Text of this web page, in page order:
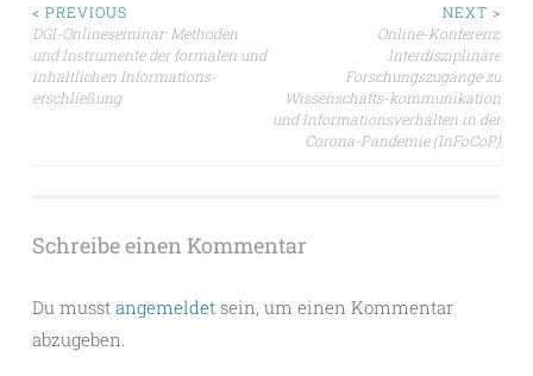
Beitragsnavigation
< PREVIOUS
DGI-Onlineseminar: Methoden
und Instrumente der formalen und
inhaltlichen Informations-
erschließung
NEXT >
Online-Konferenz:
Interdisziplinäre
Forschungszugänge zu
Wissenschafts-kommunikation
und Informationsverhalten in der
Corona-Pandemie (InFoCoP)
Schreibe einen Kommentar
Du musst angemeldet sein, um einen Kommentar
abzugeben.